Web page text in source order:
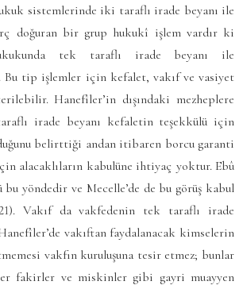
sistemlerinde iki taraflı irade beyanı ile
doğuran bir grup hukukî işlem vardır ki
tek taraflı irade beyanı ile
Bu tip işlemler için kefalet, vakıf ve vasiyet
Hanefîler’in dışındaki mezheplere
irade beyanı kefaletin teşekkülü için
belirttiği andan itibaren borcu garanti
alacaklıların kabulüne ihtiyaç yoktur. Ebû
bu yöndedir ve Mecelle’de de bu görüş kabul
Vakıf da vakfedenin tek taraflı irade
vakıftan faydalanacak kimselerin
vakfın kuruluşuna tesir etmez; bunlar
fakirler ve miskinler gibi gayri muayyen